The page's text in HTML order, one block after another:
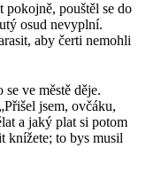
pokojně, pouštěl se do
osud nevyplní.
aby čerti nemohli
ve městě děje.
jsem, ovčáku,
a jaký plat si potom
knížete; to bys musil